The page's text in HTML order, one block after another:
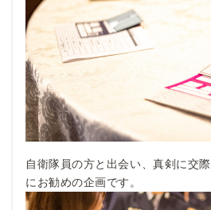
自衛隊員の方と出会い、真剣に交
にお勧めの企画です。